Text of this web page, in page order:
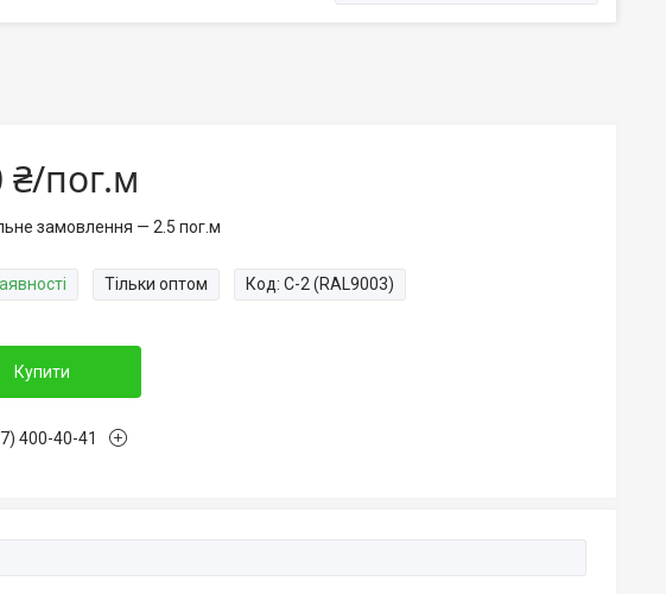
₴/пог.м
замовлення — 2.5 пог.м
Тільки оптом Код: C-2 (RAL9003)
Купити
400-40-41